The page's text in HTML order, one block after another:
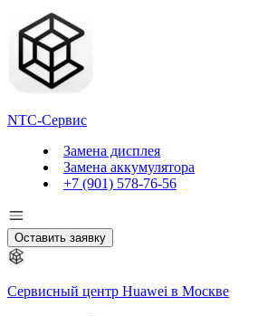
NTC-Сервис
Замена дисплея
Замена аккумулятора
+7 (901) 578-76-56
Оставить заявку
Сервисный центр Huawei в Москве